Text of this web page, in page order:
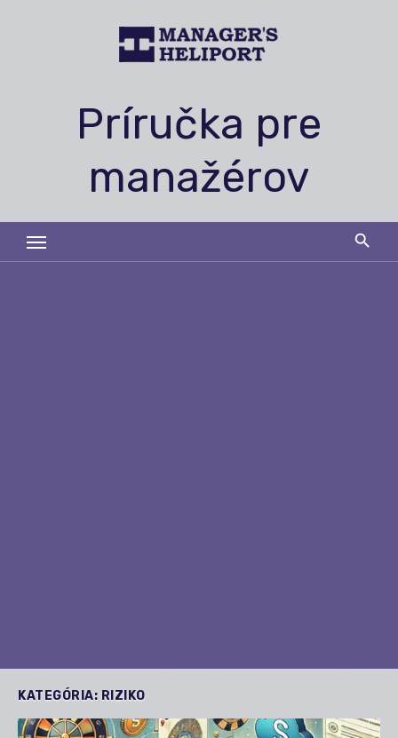
Príručka pre
manažérov
KATEGÓRIA: RIZIKO